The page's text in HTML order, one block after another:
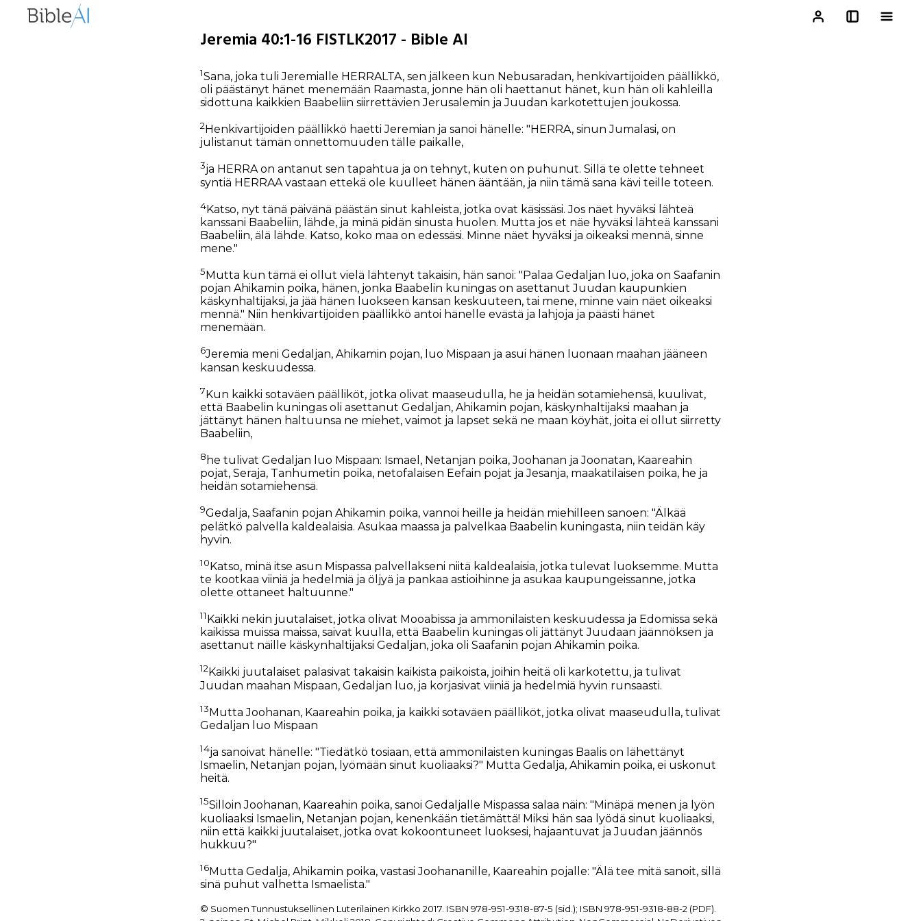
Jeremia 40:1-16 FISTLK2017 - Bible AI
1Sana, joka tuli Jeremialle HERRALTA, sen jälkeen kun Nebusaradan, henkivartijoiden päällikkö,
oli päästänyt hänet menemään Raamasta, jonne hän oli haettanut hänet, kun hän oli kahleilla
sidottuna kaikkien Baabeliin siirrettävien Jerusalemin ja Juudan karkotettujen joukossa.
2 Henkivartijoiden päällikkö haetti Jeremian ja sanoi hänelle: "HERRA, sinun Jumalasi, on
julistanut tämän onnettomuuden tälle paikalle,
3ja HERRA on antanut sen tapahtua ja on tehnyt, kuten on puhunut. Sillä te olette tehneet
syntiä HERRAA vastaan ettekä ole kuulleet hänen ääntään, ja niin tämä sana kävi teille toteen.
4Katso, nyt tänä päivänä päästän sinut kahleista, jotka ovat käsissäsi. Jos näet hyväksi lähteä
kanssani Baabeliin, lähde, ja minä pidän sinusta huolen. Mutta jos et näe hyväksi lähteä kanssani
Baabeliin, älä lähde. Katso, koko maa on edessäsi. Minne näet hyväksi ja oikeaksi mennä, sinne
mene."
5 Mutta kun tämä ei ollut vielä lähtenyt takaisin, hän sanoi: "Palaa Gedaljan luo, joka on Saafanin
pojan Ahikamin poika, hänen, jonka Baabelin kuningas on asettanut Juudan kaupunkien
käskynhaltijaksi, ja jää hänen luokseen kansan keskuuteen, tai mene, minne vain näet oikeaksi
mennä." Niin henkivartijoiden päällikkö antoi hänelle evästä ja lahjoja ja päästi hänet
menemään.
6Jeremia meni Gedaljan, Ahikamin pojan, luo Mispaan ja asui hänen luonaan maahan jääneen
kansan keskuudessa.
7Kun kaikki sotaväen päälliköt, jotka olivat maaseudulla, he ja heidän sotamiehensä, kuulivat,
että Baabelin kuningas oli asettanut Gedaljan, Ahikamin pojan, käskynhaltijaksi maahan ja
jättänyt hänen haltuunsa ne miehet, vaimot ja lapset sekä ne maan köyhät, joita ei ollut siirretty
Baabeliin,
8 he tulivat Gedaljan luo Mispaan: Ismael, Netanjan poika, Joohanan ja Joonatan, Kaareahin
pojat, Seraja, Tanhumetin poika, netofalaisen Eefain pojat ja Jesanja, maakatilaisen poika, he ja
heidän sotamiehensä.
9Gedalja, Saafanin pojan Ahikamin poika, vannoi heille ja heidän miehilleen sanoen: "Älkää
pelätkö palvella kaldealaisia. Asukaa maassa ja palvelkaa Baabelin kuningasta, niin teidän käy
hyvin.
10Katso, minä itse asun Mispassa palvellakseni niitä kaldealaisia, jotka tulevat luoksemme. Mutta
te kootkaa viiniä ja hedelmiä ja öljyä ja pankaa astioihinne ja asukaa kaupungeissanne, jotka
olette ottaneet haltuunne."
11 Kaikki nekin juutalaiset, jotka olivat Mooabissa ja ammonilaisten keskuudessa ja Edomissa sekä
kaikissa muissa maissa, saivat kuulla, että Baabelin kuningas oli jättänyt Juudaan jäännöksen ja
asettanut näille käskynhaltijaksi Gedaljan, joka oli Saafanin pojan Ahikamin poika.
12Kaikki juutalaiset palasivat takaisin kaikista paikoista, joihin heitä oli karkotettu, ja tulivat
Juudan maahan Mispaan, Gedaljan luo, ja korjasivat viiniä ja hedelmiä hyvin runsaasti.
13Mutta Joohanan, Kaareahin poika, ja kaikki sotaväen päälliköt, jotka olivat maaseudulla, tulivat
Gedaljan luo Mispaan
14ja sanoivat hänelle: "Tiedätkö tosiaan, että ammonilaisten kuningas Baalis on lähettänyt
Ismaelin, Netanjan pojan, lyömään sinut kuoliaaksi?" Mutta Gedalja, Ahikamin poika, ei uskonut
heitä.
15Silloin Joohanan, Kaareahin poika, sanoi Gedaljalle Mispassa salaa näin: "Minäpä menen ja lyön
kuoliaaksi Ismaelin, Netanjan pojan, kenenkään tietämättä! Miksi hän saa lyödä sinut kuoliaaksi,
niin että kaikki juutalaiset, jotka ovat kokoontuneet luoksesi, hajaantuvat ja Juudan jäännös
hukkuu?"
16Mutta Gedalja, Ahikamin poika, vastasi Joohananille, Kaareahin pojalle: "Älä tee mitä sanoit, sillä
sinä puhut valhetta Ismaelista."
© Suomen Tunnustuksellinen Luterilainen Kirkko 2017. ISBN 978-951-9318-87-5 (sid.); ISBN 978-951-9318-88-2 (PDF).